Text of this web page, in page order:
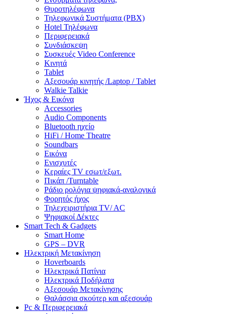
Θυροτηλέφωνα
Τηλεφωνικά Συστήματα (PBX)
Hotel Τηλέφωνα
Περιφερειακά
Συνδιάσκεψη
Συσκευές Video Conference
Κινητά
Tablet
Αξεσουάρ κινητής /Laptop / Tablet
Walkie Talkie
Ήχος & Εικόνα
Accessories
Audio Components
Bluetooth ηχείο
HiFi / Home Theatre
Soundbars
Εικόνα
Ενισχυτές
Κεραίες TV εσωτ/εξωτ.
Πικάπ /Turntable
Ράδιο ρολόγια ψηφιακά-αναλογικά
Φορητός ήχος
Τηλεχειριστήρια TV/ AC
Ψηφιακοί Δέκτες
Smart Tech & Gadgets
Smart Home
GPS – DVR
Ηλεκτρική Μετακίνηση
Hoverboards
Ηλεκτρικά Πατίνια
Ηλεκτρικά Ποδήλατα
Αξεσουάρ Μετακίνησης
Θαλάσσια σκούτερ και αξεσουάρ
Pc & Περιφερειακά